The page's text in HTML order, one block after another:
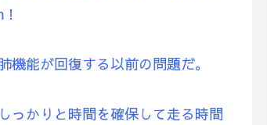
機能が回復する以前の問題だ。
っかりと時間を確保して走る時間